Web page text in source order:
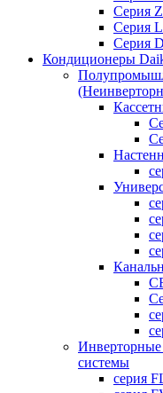
Серия
Серия
Серия
Кондиционеры
Инверторные
системы
серия